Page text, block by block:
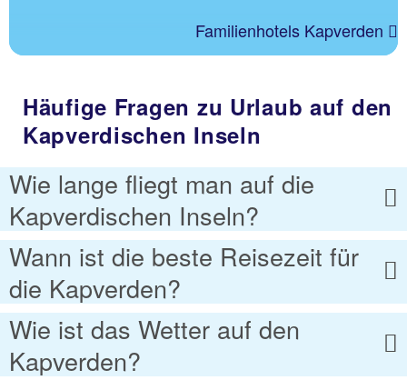
Familienhotels Kapverden
Häufige Fragen zu Urlaub auf den
Kapverdischen Inseln
Wie lange fliegt man auf die
Kapverdischen Inseln?
Wann ist die beste Reisezeit für
die Kapverden?
Wie ist das Wetter auf den
Kapverden?